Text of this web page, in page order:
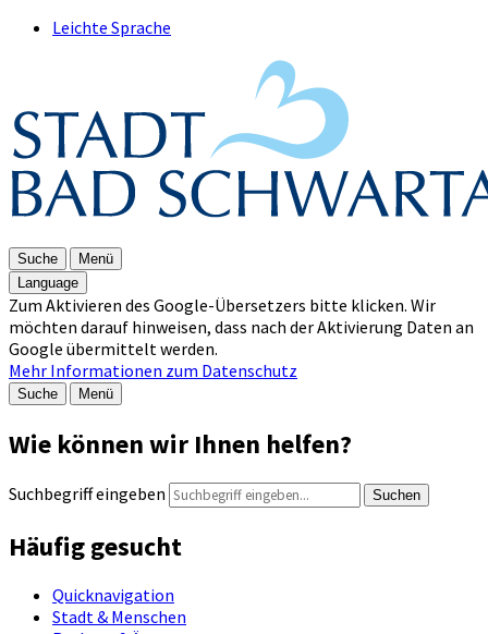
Leichte Sprache
Suche
Menü
Language
Zum Aktivieren des Google-Übersetzers bitte klicken. Wir
möchten darauf hinweisen, dass nach der Aktivierung Daten an
Google übermittelt werden.
Mehr Informationen zum Datenschutz
Suche Menü
Wie können wir Ihnen helfen?
Suchbegriff eingeben Suchen
Häufig gesucht
Quicknavigation
Stadt & Menschen